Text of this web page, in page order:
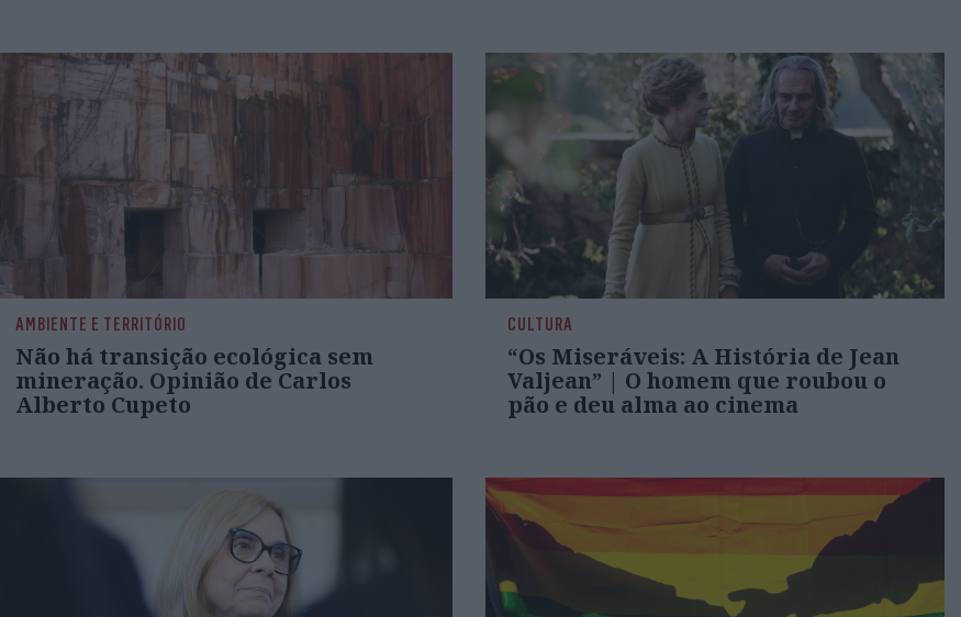
AMBIENTE E TERRITÓRIO
Não há transição ecológica sem
mineração. Opinião de Carlos
Alberto Cupeto
CULTURA
“Os Miseráveis: A História de Jean
Valjean” | O homem que roubou o
pão e deu alma ao cinema